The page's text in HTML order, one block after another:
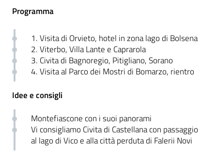
Programma
1. Visita di Orvieto, hotel in zona lago di Bolsena
2. Viterbo, Villa Lante e Caprarola
3. Civita di Bagnoregio, Pitigliano, Sorano
4. Visita al Parco dei Mostri di Bomarzo, rientro
Idee e consigli
Montefiascone con i suoi panorami
Vi consigliamo Civita di Castellana con passaggio
al lago di Vico e alla città perduta di Falerii Novi